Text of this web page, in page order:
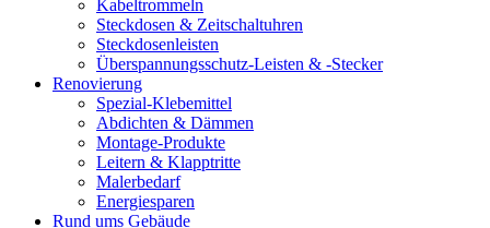
Kabeltrommeln
Steckdosen & Zeitschaltuhren
Steckdosenleisten
Überspannungsschutz-Leisten & -Stecker
Renovierung
Spezial-Klebemittel
Abdichten & Dämmen
Montage-Produkte
Leitern & Klapptritte
Malerbedarf
Energiesparen
Rund ums Gebäude